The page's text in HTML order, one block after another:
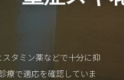
タミン薬などで十分に抑
療で適応を確認していま